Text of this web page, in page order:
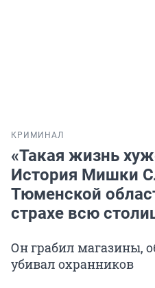
КРИМИНАЛ
«Такая жизнь
История Мишки
Тюменской
страхе всю
Он грабил магазины,
убивал охранников